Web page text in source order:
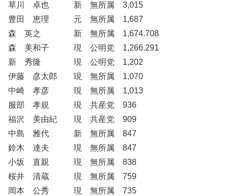
草川 卓也 新 無所属 3,015
豊田 恵理 元 無所属 1,687
森 英之 新 無所属 1,674.708
森 美和子 現 公明党 1,266.291
新 秀隆 現 公明党 1,202
伊藤 彦太郎 現 無所属 1,070
中崎 孝彦 現 無所属 1,013
服部 孝規 現 共産党 936
福沢 美由紀 現 共産党 909
中島 雅代 新 無所属 847
鈴木 達夫 現 無所属 847
小坂 直親 現 無所属 838
桜井 清蔵 現 無所属 759
岡本 公秀 現 無所属 735